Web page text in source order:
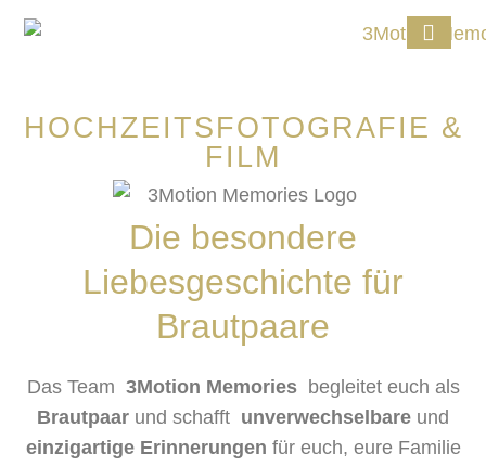
HOCHZEITSFOTOGRAFIE &
FILM
Die besondere
Liebesgeschichte für
Brautpaare
Das Team 3Motion Memoriesbegleitet euch als
Brautpaar und schafft unverwechselbare und
einzigartige Erinnerungen für euch, eure Familie